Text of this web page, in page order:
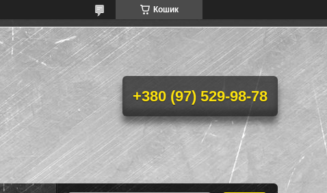
Кошик
+380 (97) 529-98-78